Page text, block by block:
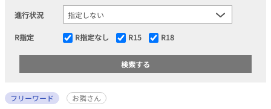
進行状況
R指定 R指定なし R15 R18
フリーワード
お隣さん